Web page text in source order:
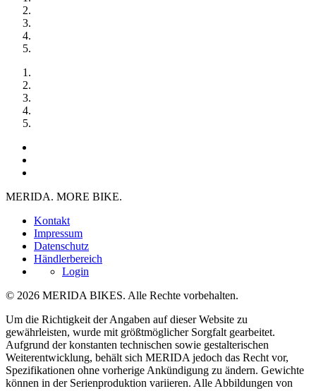
MERIDA. MORE BIKE.
Kontakt
Impressum
Datenschutz
Händlerbereich
Login
© 2026 MERIDA BIKES. Alle Rechte vorbehalten.
Um die Richtigkeit der Angaben auf dieser Website zu
gewährleisten, wurde mit größtmöglicher Sorgfalt gearbeitet.
Aufgrund der konstanten technischen sowie gestalterischen
Weiterentwicklung, behält sich MERIDA jedoch das Recht vor,
Spezifikationen ohne vorherige Ankündigung zu ändern. Gewichte
können in der Serienproduktion variieren. Alle Abbildungen von